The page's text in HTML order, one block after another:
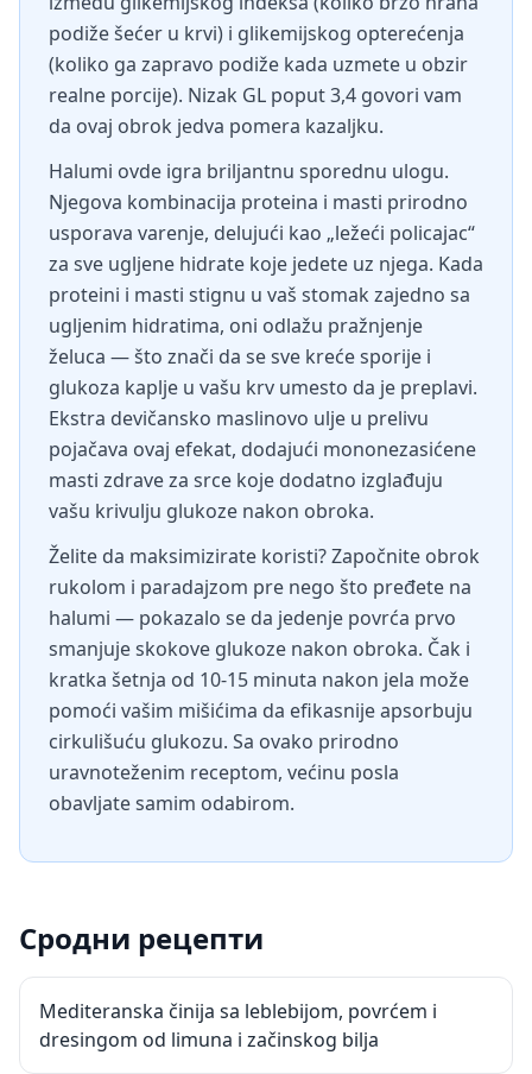
podiže šećer u krvi) i glikemijskog opterećenja
(koliko ga zapravo podiže kada uzmete u obzir
realne porcije). Nizak GL poput 3,4 govori vam
da ovaj obrok jedva pomera kazaljku.
Halumi ovde igra briljantnu sporednu ulogu.
Njegova kombinacija proteina i masti prirodno
usporava varenje, delujući kao „ležeći policajac“
za sve ugljene hidrate koje jedete uz njega. Kada
proteini i masti stignu u vaš stomak zajedno sa
ugljenim hidratima, oni odlažu pražnjenje
želuca — što znači da se sve kreće sporije i
glukoza kaplje u vašu krv umesto da je preplavi.
Ekstra devičansko maslinovo ulje u prelivu
pojačava ovaj efekat, dodajući mononezasićene
masti zdrave za srce koje dodatno izglađuju
vašu krivulju glukoze nakon obroka.
Želite da maksimizirate koristi? Započnite obrok
rukolom i paradajzom pre nego što pređete na
halumi — pokazalo se da jedenje povrća prvo
smanjuje skokove glukoze nakon obroka. Čak i
kratka šetnja od 10-15 minuta nakon jela može
pomoći vašim mišićima da efikasnije apsorbuju
cirkulišuću glukozu. Sa ovako prirodno
uravnoteženim receptom, većinu posla
obavljate samim odabirom.
Сродни рецепти
Mediteranska činija sa leblebijom, povrćem i
dresingom od limuna i začinskog bilja